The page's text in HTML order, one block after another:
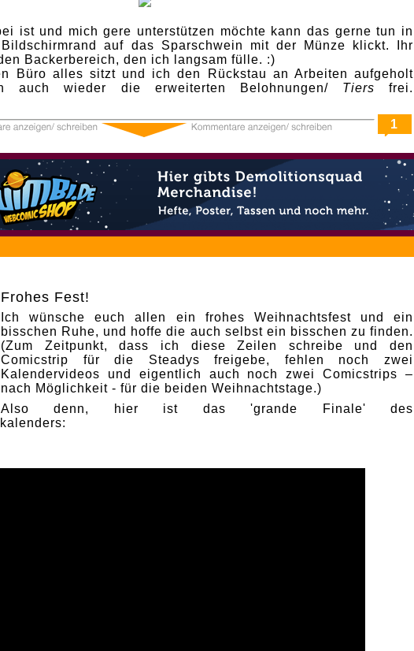
ist und mich gere unterstützen möchte kann das gerne tun in
auf das Sparschwein mit der Münze klickt. Ihr
Backerbereich, den ich langsam fülle. :)
Büro alles sitzt und ich den Rückstau an Arbeiten aufgeholt
auch wieder die erweiterten Belohnungen/ Tiers frei.
1
Frohes Fest!
Ich wünsche euch allen ein frohes Weihnachtsfest und ein
bisschen Ruhe, und hoffe die auch selbst ein bisschen zu finden.
(Zum Zeitpunkt, dass ich diese Zeilen schreibe und den
Comicstrip für die Steadys freigebe, fehlen noch zwei
Kalendervideos und eigentlich auch noch zwei Comicstrips –
nach Möglichkeit - für die beiden Weihnachtstage.)
Also denn, hier ist das 'grande Finale' des